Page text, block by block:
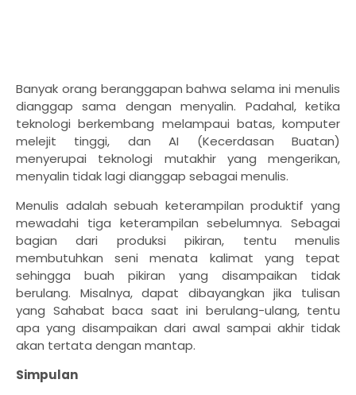
Banyak orang beranggapan bahwa selama ini menulis
dianggap sama dengan menyalin. Padahal, ketika
teknologi berkembang melampaui batas, komputer
melejit tinggi, dan AI (Kecerdasan Buatan)
menyerupai teknologi mutakhir yang mengerikan,
menyalin tidak lagi dianggap sebagai menulis.
Menulis adalah sebuah keterampilan produktif yang
mewadahi tiga keterampilan sebelumnya. Sebagai
bagian dari produksi pikiran, tentu menulis
membutuhkan seni menata kalimat yang tepat
sehingga buah pikiran yang disampaikan tidak
berulang. Misalnya, dapat dibayangkan jika tulisan
yang Sahabat baca saat ini berulang-ulang, tentu
apa yang disampaikan dari awal sampai akhir tidak
akan tertata dengan mantap.
Simpulan